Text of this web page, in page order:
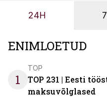
24H
ENIMLOETUD
1
TOP
TOP 231 | Eesti
maksuvõlglased